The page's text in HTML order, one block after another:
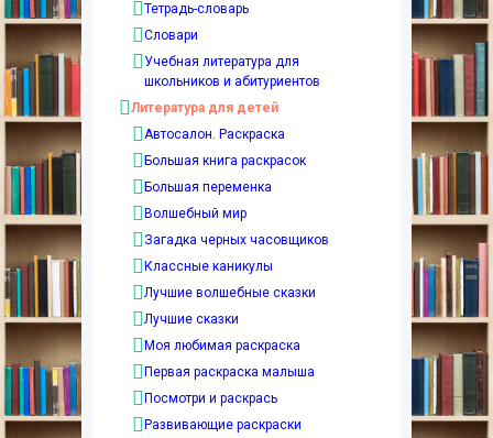
Тетрадь-словарь
Словари
Учебная литература для
школьников и абитуриентов
Литература для детей
Автосалон. Раскраска
Большая книга раскрасок
Большая переменка
Волшебный мир
Загадка черных часовщиков
Классные каникулы
Лучшие волшебные сказки
Лучшие сказки
Моя любимая раскраска
Первая раскраска малыша
Посмотри и раскрась
Развивающие раскраски